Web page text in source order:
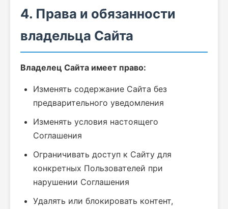
4. Права и обязанности
владельца Сайта
Владелец Сайта имеет право:
Изменять содержание Сайта без
предварительного уведомления
Изменять условия настоящего
Соглашения
Ограничивать доступ к Сайту для
конкретных Пользователей при
нарушении Соглашения
Удалять или блокировать контент,